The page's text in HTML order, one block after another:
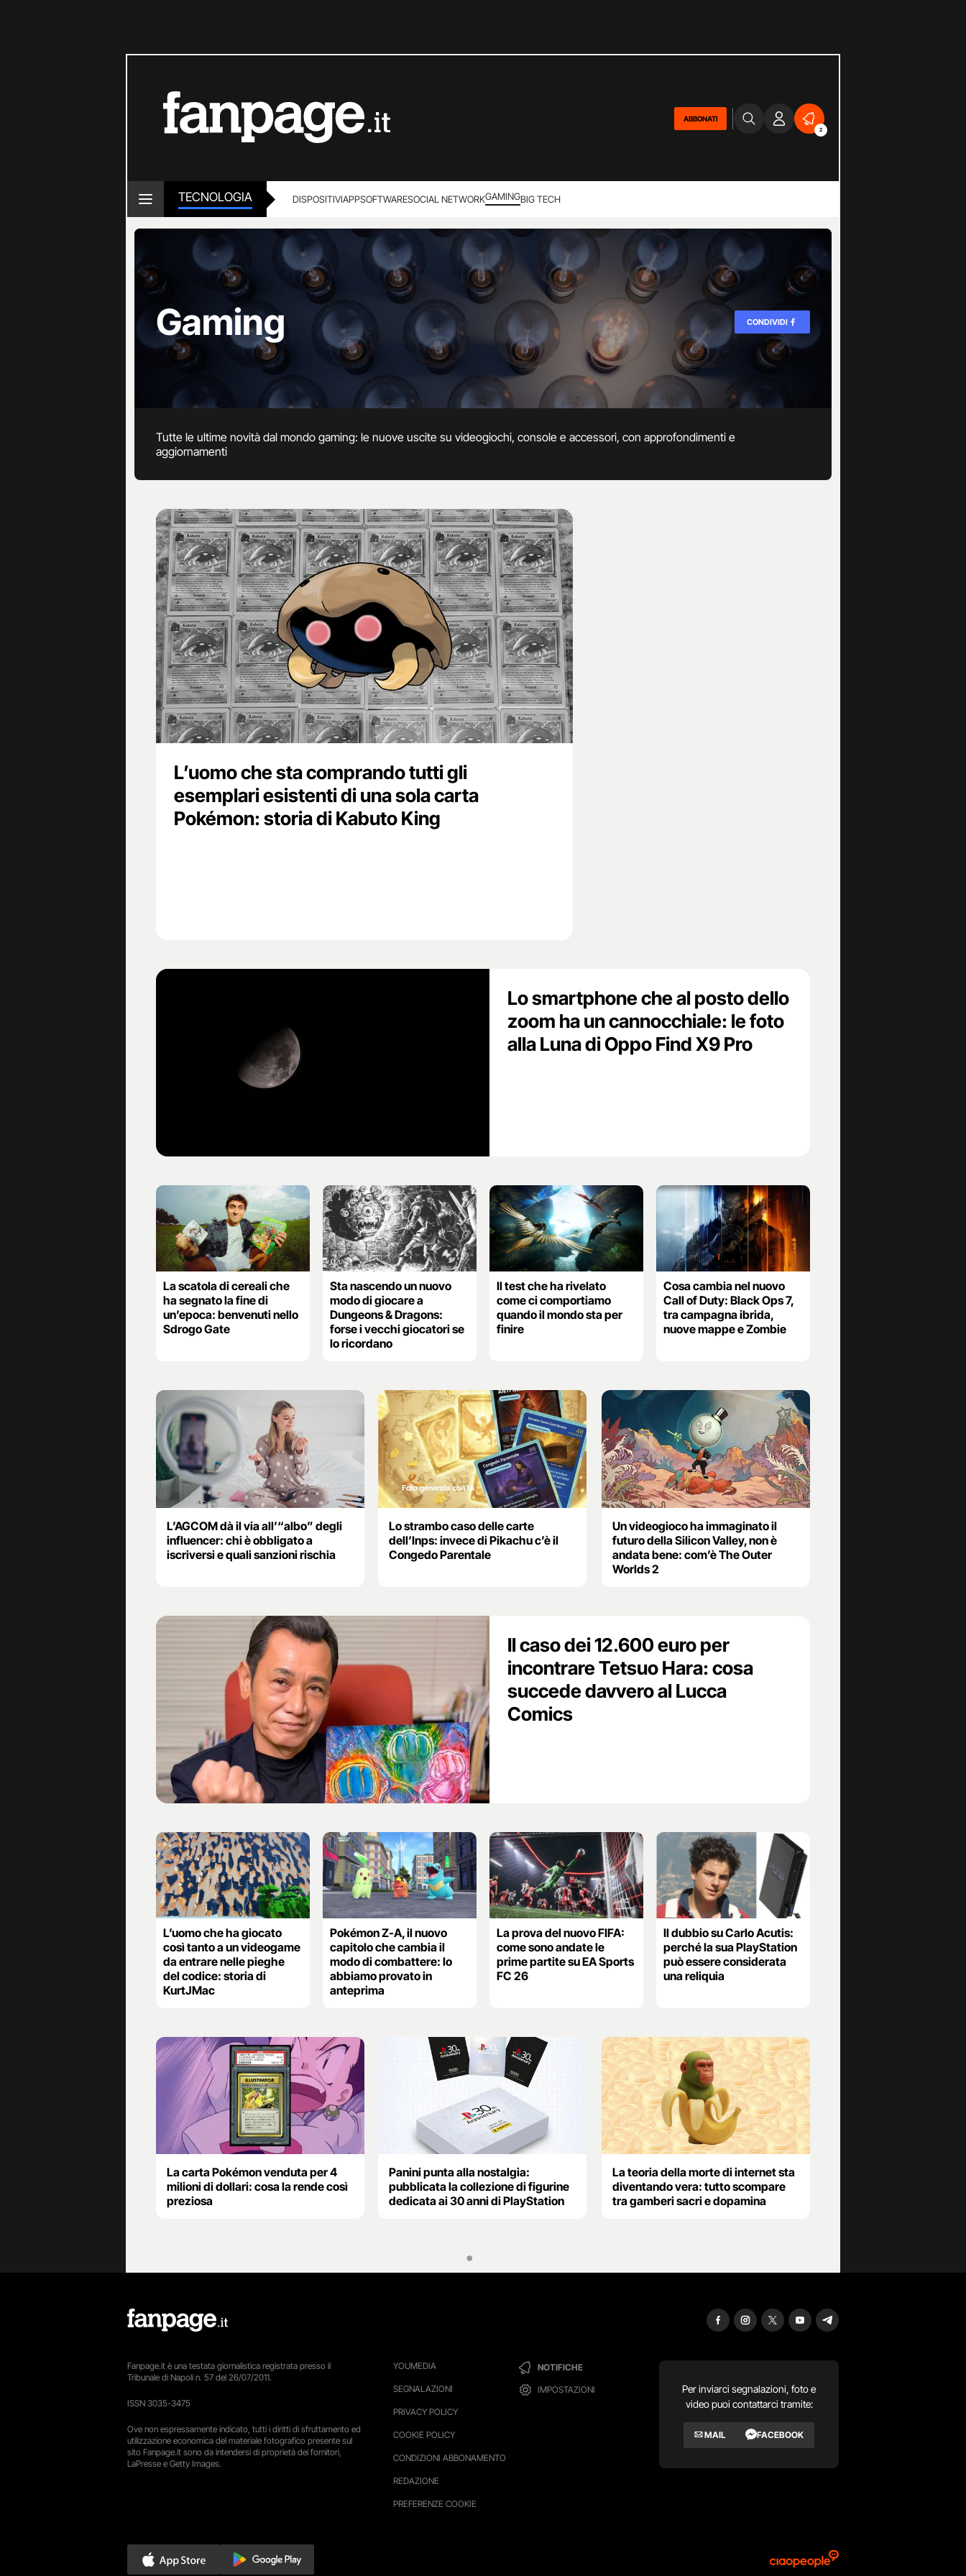
ABBONATI
2
TECNOLOGIA DISPOSITIVIAPPSOFTWARESOCIAL NETWORKGAMINGBIG TECH
Gaming CONDIVIDI
Tutte le ultime novità dal mondo gaming: le nuove uscite su videogiochi, console e accessori, con approfondimenti e
aggiornamenti
L’uomo che sta comprando tutti gli
esemplari esistenti di una sola carta
Pokémon: storia di Kabuto King
Lo smartphone che al posto dello
zoom ha un cannocchiale: le foto
alla Luna di Oppo Find X9 Pro
La scatola di cereali che
ha segnato la fine di
un’epoca: benvenuti nello
Sdrogo Gate
Sta nascendo un nuovo
modo di giocare a
Dungeons & Dragons:
forse i vecchi giocatori se
lo ricordano
Il test che ha rivelato
come ci comportiamo
quando il mondo sta per
finire
Cosa cambia nel nuovo
Call of Duty: Black Ops 7,
tra campagna ibrida,
nuove mappe e Zombie
L’AGCOM dà il via all’“albo” degli
influencer: chi è obbligato a
iscriversi e quali sanzioni rischia
Lo strambo caso delle carte
dell’Inps: invece di Pikachu c’è il
Congedo Parentale
Un videogioco ha immaginato il
futuro della Silicon Valley, non è
andata bene: com’è The Outer
Worlds 2
Il caso dei 12.600 euro per
incontrare Tetsuo Hara: cosa
succede davvero al Lucca
Comics
L’uomo che ha giocato
così tanto a un videogame
da entrare nelle pieghe
del codice: storia di
KurtJMac
Pokémon Z-A, il nuovo
capitolo che cambia il
modo di combattere: lo
abbiamo provato in
anteprima
La prova del nuovo FIFA:
come sono andate le
prime partite su EA Sports
FC 26
Il dubbio su Carlo Acutis:
perché la sua PlayStation
può essere considerata
una reliquia
La carta Pokémon venduta per 4
milioni di dollari: cosa la rende così
preziosa
Panini punta alla nostalgia:
pubblicata la collezione di figurine
dedicata ai 30 anni di PlayStation
La teoria della morte di internet sta
diventando vera: tutto scompare
tra gamberi sacri e dopamina
YOUMEDIA
SEGNALAZIONI
PRIVACY POLICY
COOKIE POLICY
CONDIZIONI ABBONAMENTO
REDAZIONE
PREFERENZE COOKIE
NOTIFICHE
IMPOSTAZIONI
Per inviarci segnalazioni, foto e
video puoi contattarci tramite:
MAIL FACEBOOK
Fanpage.it è una testata giornalistica registrata presso il
Tribunale di Napoli n. 57 del 26/07/2011.
ISSN 3035-3475
Ove non espressamente indicato, tutti i diritti di sfruttamento ed
utilizzazione economica del materiale fotografico presente sul
sito Fanpage.it sono da intendersi di proprietà dei fornitori,
LaPresse e Getty Images.